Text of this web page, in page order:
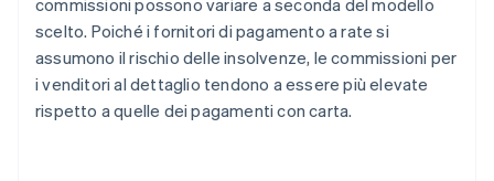
commissioni possono variare a seconda del modello
scelto. Poiché i fornitori di pagamento a rate si
assumono il rischio delle insolvenze, le commissioni per
i venditori al dettaglio tendono a essere più elevate
rispetto a quelle dei pagamenti con carta.